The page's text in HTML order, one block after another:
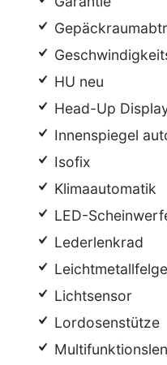
HU neu
Head-Up
Innenspiegel
Isofix
Klimaautomatik
LED-
Lederlenkrad
Lichtsensor
Lordosenstütze